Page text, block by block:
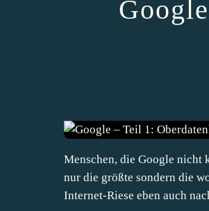
Menschen, die Google nicht
nur die größte sondern die
Internet-Riese eben auch